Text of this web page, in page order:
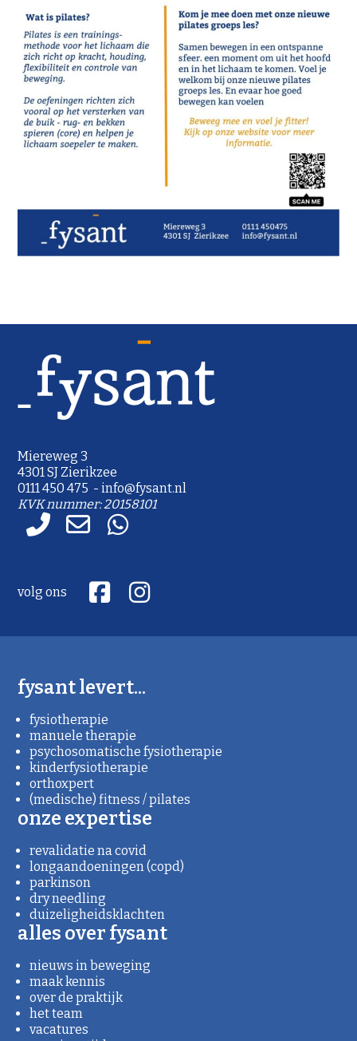
Miereweg 3
4301 SJ Zierikzee
0111 450 475 - info@fysant.nl
KVK nummer: 20158101
fysant levert...
fysiotherapie
manuele therapie
psychosomatische fysiotherapie
kinderfysiotherapie
orthoxpert
(medische) fitness / pilates
onze expertise
revalidatie na covid
longaandoeningen (copd)
parkinson
dry needling
duizeligheidsklachten
alles over fysant
nieuws in beweging
maak kennis
over de praktijk
het team
vacatures